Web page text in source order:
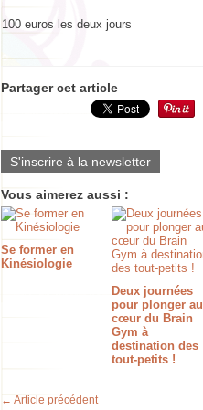
100 euros les deux jours
Partager cet article
S'inscrire à la newsletter
Vous aimerez aussi :
Se former en
Kinésiologie
Deux journées
pour plonger au
cœur du Brain
Gym à
destination des
tout-petits !
← Article précédent